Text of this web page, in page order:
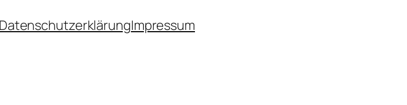
DatenschutzerklärungImpressum